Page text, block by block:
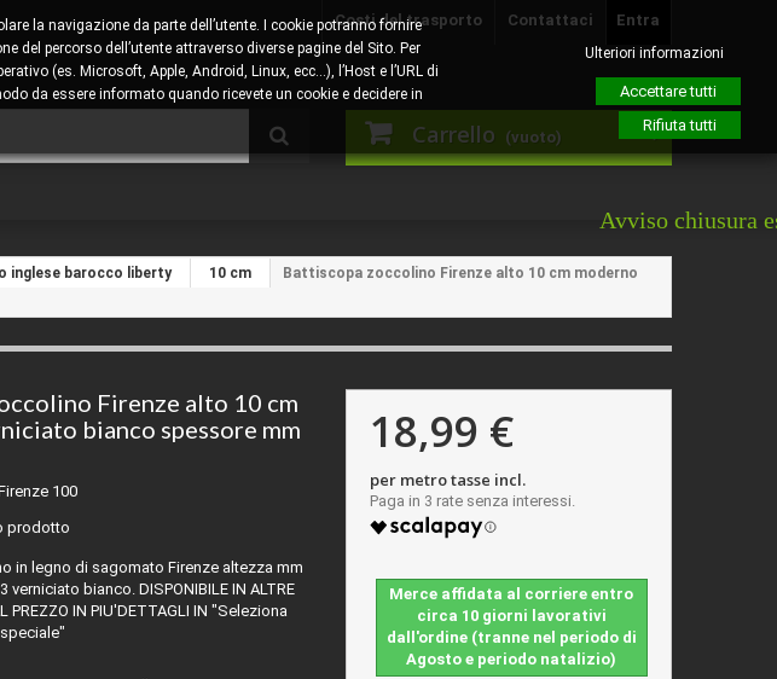
Entra
Contattaci
Costi del trasporto
Carrello (vuoto)
Avviso chiusura estiva:
inglese barocco liberty 10 cm
Battiscopa zoccolino Firenze alto 10 cm moderno
Firenze alto 10 cm
bianco spessore mm
100
prodotto
in legno di sagomato Firenze altezza mm
verniciato bianco. DISPONIBILE IN ALTRE
PREZZO IN PIU'DETTAGLI IN "Seleziona
18,99 €
per metro tasse incl.
Merce affidata al corriere entro
circa 10 giorni lavorativi
dall'ordine (tranne nel periodo di
Agosto e periodo natalizio)
la navigazione da parte dell’utente. I cookie potranno fornire
del percorso dell’utente attraverso diverse pagine del Sito. Per
(es. Microsoft, Apple, Android, Linux, ecc…), l’Host e l’URL di
da essere informato quando ricevete un cookie e decidere in
Ulteriori informazioni
Accettare tutti
Rifiuta tutti